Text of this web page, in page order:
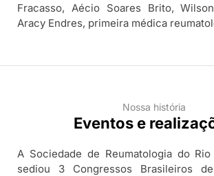
Fracasso, Aécio Soares Brito,
Aracy Endres, primeira médica
Nossa história
Eventos e
A Sociedade de Reumatologia do
sediou 3 Congressos Brasileiros de